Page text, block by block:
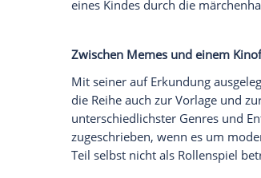
Zeitpunkt für ein
Spielerinnen und Spieler
für Stunden in einem
hinweg wurde dieses
Hauptreihe und
Einer der Väter des
seinen Status als eine